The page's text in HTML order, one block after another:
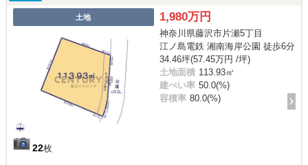
土地
22枚
1,980万円
神奈川県藤沢市片瀬5丁目
江ノ島電鉄 湘南海岸公園 徒歩6分
34.46坪(57.45万円 /坪)
土地面積 113.93㎡
建ぺい率 50.0(%)
容積率 80.0(%)